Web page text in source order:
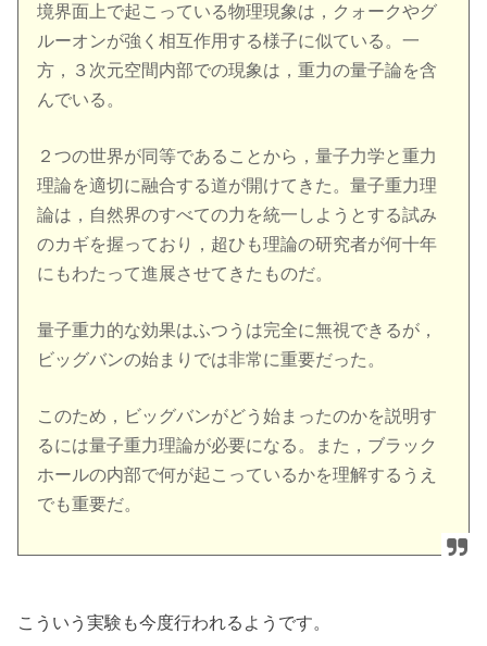
境界面上で起こっている物理現象は，クォークやグ
ルーオンが強く相互作用する様子に似ている。一
方，３次元空間内部での現象は，重力の量子論を含
んでいる。
２つの世界が同等であることから，量子力学と重力
理論を適切に融合する道が開けてきた。量子重力理
論は，自然界のすべての力を統一しようとする試み
のカギを握っており，超ひも理論の研究者が何十年
にもわたって進展させてきたものだ。
量子重力的な効果はふつうは完全に無視できるが，
ビッグバンの始まりでは非常に重要だった。
このため，ビッグバンがどう始まったのかを説明す
るには量子重力理論が必要になる。また，ブラック
ホールの内部で何が起こっているかを理解するうえ
でも重要だ。
こういう実験も今度行われるようです。